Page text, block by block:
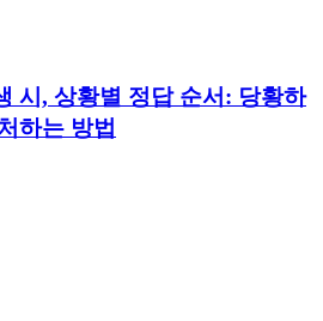
시, 상황별 정답 순서: 당황하
하는 방법